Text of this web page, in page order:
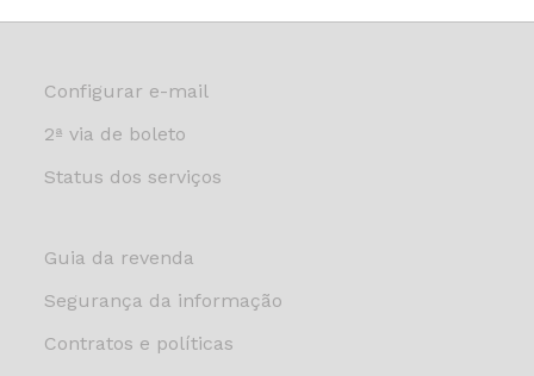
Configurar e-mail
2ª via de boleto
Status dos serviços
Guia da revenda
Segurança da informação
Contratos e políticas